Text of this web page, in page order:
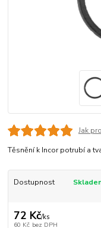
Jak
Těsnění k Incor potrubí a
Dostupnost
72 Kč/ks
60 Kč bez DPH